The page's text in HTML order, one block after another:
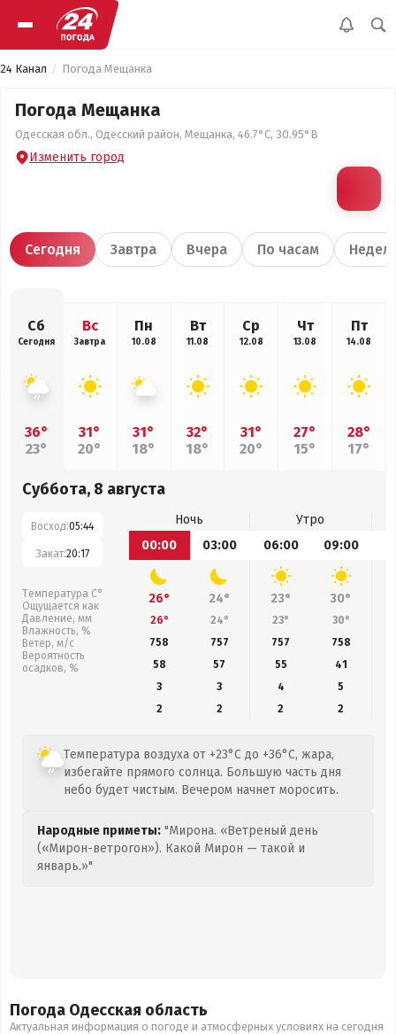
24 Канал Погода Мещанка
Погода Мещанка
Одесская обл., Одесский район, Мещанка, 46.7°С, 30.95°В
Изменить город
Сегодня Завтра Вчера По часам
Сб
Сегодня
36°
23°
Вс
Завтра
31°
20°
Пн
10.08
31°
18°
Вт
11.08
32°
18°
Ср
12.08
31°
20°
Чт
13.08
27°
15°
Пт
14.08
28°
17°
Суббота, 8 августа
Восход:05:44
Закат:20:17
Температура С°
Ощущается как
Давление, мм
Влажность, %
Ветер, м/с
Вероятность
осадков, %
Ночь
Утро
00:00
03:00 06:00 09:00
26° 24° 23° 30°
26° 24° 23° 30°
758
757 757 758
58
57 55
41
3
3 4
5
2
2 2 2
Температура воздуха от +23°C до +36°C, жара,
избегайте прямого солнца. Большую часть дня
небо будет чистым. Вечером начнет моросить.
Народные приметы: "Мирона. «Ветреный день
(«Мирон-ветрогон»). Какой Мирон — такой и
январь.»"
Погода Одесская область
Актуальная информация о погоде и атмосферных условиях на сегодня